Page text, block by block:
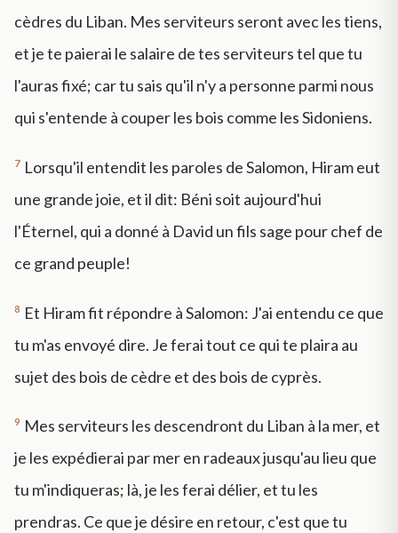
cèdres du Liban. Mes serviteurs seront avec les tiens,
et je te paierai le salaire de tes serviteurs tel que tu
l'auras fixé; car tu sais qu'il n'y a personne parmi nous
qui s'entende à couper les bois comme les Sidoniens.
7 Lorsqu'il entendit les paroles de Salomon, Hiram eut
une grande joie, et il dit: Béni soit aujourd'hui
l'Éternel, qui a donné à David un fils sage pour chef de
ce grand peuple!
8 Et Hiram fit répondre à Salomon: J'ai entendu ce que
tu m'as envoyé dire. Je ferai tout ce qui te plaira au
sujet des bois de cèdre et des bois de cyprès.
9 Mes serviteurs les descendront du Liban à la mer, et
je les expédierai par mer en radeaux jusqu'au lieu que
tu m'indiqueras; là, je les ferai délier, et tu les
prendras. Ce que je désire en retour, c'est que tu